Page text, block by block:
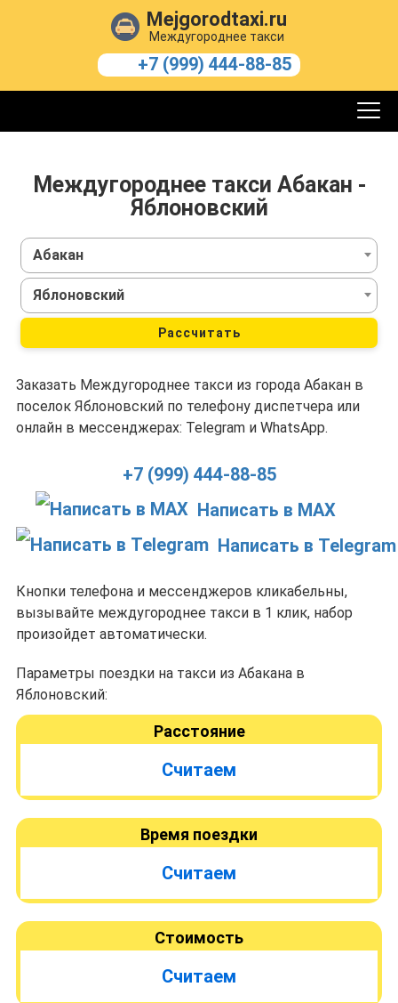
Mejgorodtaxi.ru
Междугороднее такси
+7 (999) 444-88-85
Междугороднее такси Абакан -
Яблоновский
Абакан
Яблоновский
Рассчитать
Заказать Междугороднее такси из города Абакан в
поселок Яблоновский по телефону диспетчера или
онлайн в мессенджерах: Telegram и WhatsApp.
+7 (999) 444-88-85
Написать в MAX
Написать в Telegram
Кнопки телефона и мессенджеров кликабельны,
вызывайте междугороднее такси в 1 клик, набор
произойдет автоматически.
Параметры поездки на такси из Абакана в
Яблоновский:
Расстояние
Считаем
Время поездки
Считаем
Стоимость
Считаем